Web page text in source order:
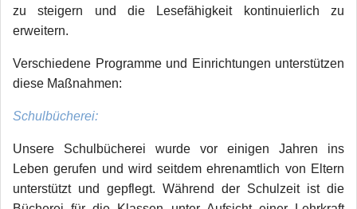
zu steigern und die Lesefähigkeit kontinuierlich zu
erweitern.
Verschiedene Programme und Einrichtungen unterstützen
diese Maßnahmen:
Schulbücherei:
Unsere Schulbücherei wurde vor einigen Jahren ins
Leben gerufen und wird seitdem ehrenamtlich von Eltern
unterstützt und gepflegt. Während der Schulzeit ist die